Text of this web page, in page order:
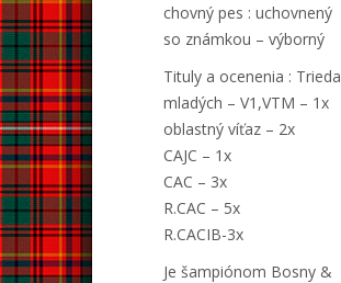
chovný pes : uchovnený
so známkou – výborný
Tituly a ocenenia : Trieda
mladých – V1,VTM – 1x
oblastný víťaz – 2x
CAJC – 1x
CAC – 3x
R.CAC – 5x
R.CACIB-3x
Je šampiónom Bosny &